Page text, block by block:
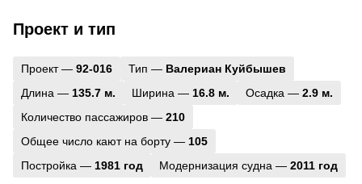
Проект и тип
Проект — 92-016 Тип — Валериан Куйбышев
Длина — 135.7 м. Ширина — 16.8 м. Осадка — 2.9 м.
Количество пассажиров — 210
Общее число кают на борту — 105
Постройка — 1981 год Модернизация судна — 2011 год